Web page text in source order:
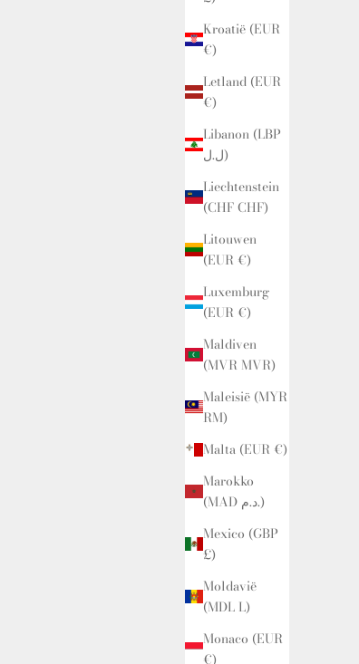
Kroatië (EUR
€)
Letland (EUR
€)
Libanon (LBP
ل.ل)
Liechtenstein
(CHF CHF)
Litouwen
(EUR €)
Luxemburg
(EUR €)
Maldiven
(MVR MVR)
Maleisië (MYR
RM)
Malta (EUR €)
Marokko
(MAD د.م.)
Mexico (GBP
£)
Moldavië
(MDL L)
Monaco (EUR
€)